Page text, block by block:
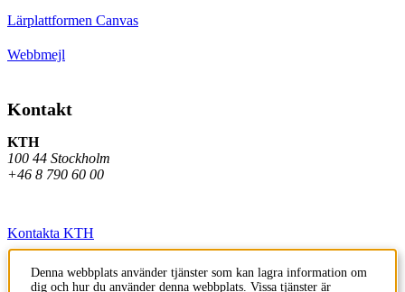
Lärplattformen Canvas
Webbmejl
Kontakt
KTH
100 44 Stockholm
+46 8 790 60 00
Kontakta KTH
Jobba på KTH
Denna webbplats använder tjänster som kan lagra information om
dig och hur du använder denna webbplats. Vissa tjänster är